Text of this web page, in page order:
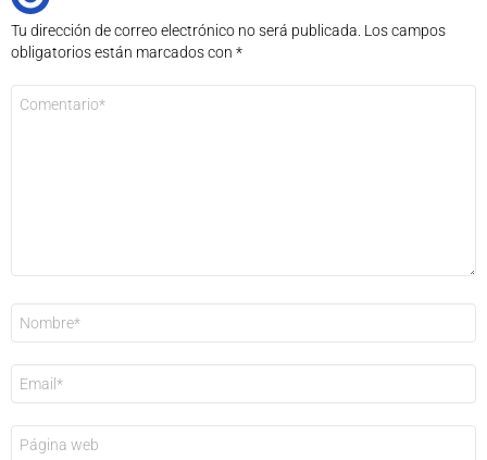
Tu dirección de correo electrónico no será publicada. Los campos
obligatorios están marcados con *
electrónico
*